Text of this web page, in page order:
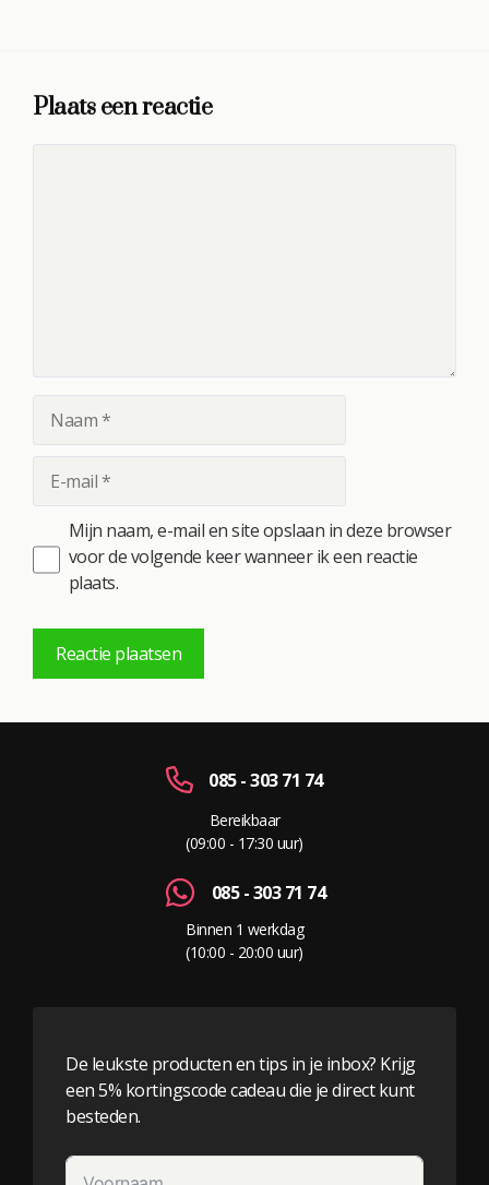
Plaats een reactie
mail
Mijn naam, e-mail en site opslaan in deze browser
voor de volgende keer wanneer ik een reactie
plaats.
l
085 - 303 71 74
Bereikbaar
(09:00 - 17:30 uur)
085 - 303 71 74
Binnen 1 werkdag
(10:00 - 20:00 uur)
De leukste producten en tips in je inbox? Krijg
een 5% kortingscode cadeau die je direct kunt
besteden.